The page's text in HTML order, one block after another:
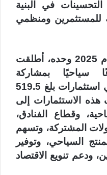
في البنية
للمستثمرين ومنظمي
وخلال النصف الأول من عام 2025 وحده، أطلقت
16 مشروعًا سياحيًا بمشاركة
مستثمرين صينيين، بإجمالي استثمارات بلغ 519.5
الاستثمارات إلى
وقطاع الفنادق،
المشتركة، وتسهم
السياحي، وتوفير
ودعم تنويع الاقتصاد